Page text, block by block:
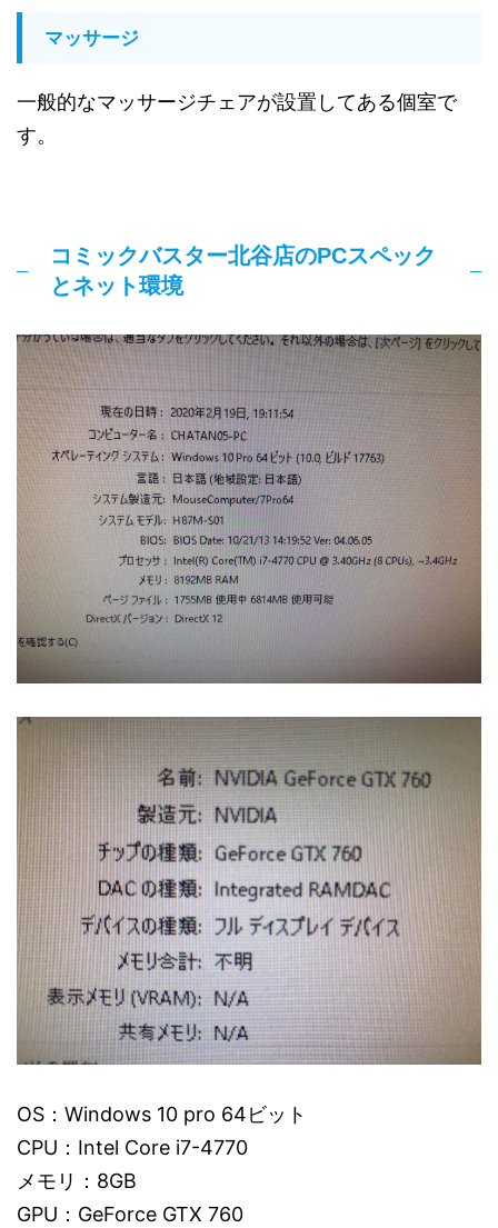
マッサージ
一般的なマッサージチェアが設置してある個室で
す。
コミックバスター北谷店のPCスペック
とネット環境
OS：Windows 10 pro 64ビット
CPU：Intel Core i7-4770
メモリ：8GB
GPU：GeForce GTX 760